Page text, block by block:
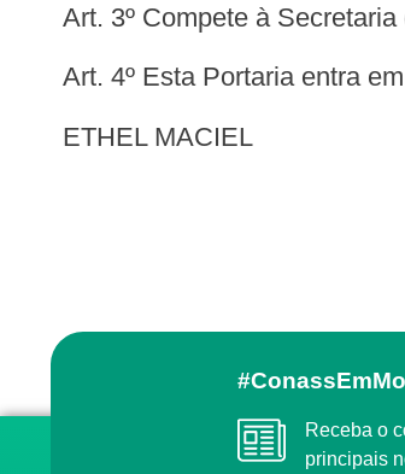
Art. 3º Compete à
Art. 4º Esta Portaria entra
ETHEL MACIEL
Receba o conteúdo semanal do Conass com as
principais